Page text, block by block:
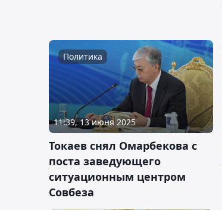
Политика
11:39, 13 июня 2025
Токаев снял Омарбекова с
поста заведующего
ситуационным центром
Совбеза